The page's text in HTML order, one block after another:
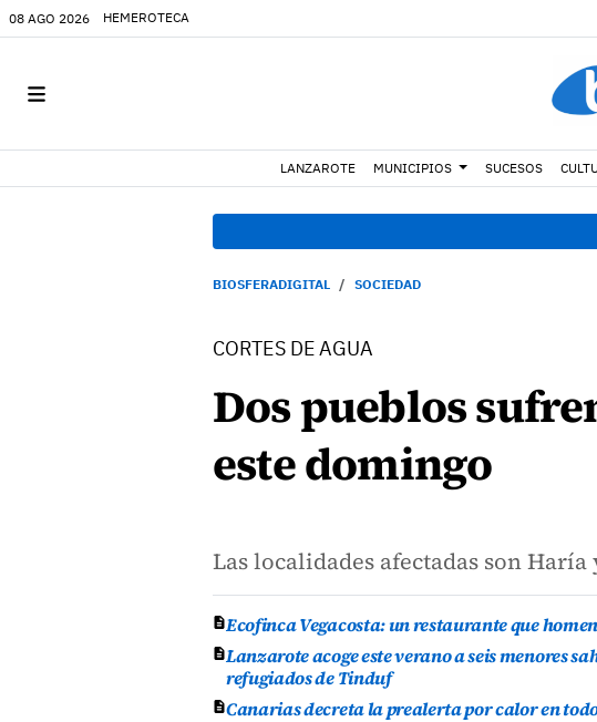
08 AGO 2026 HEMEROTECA
LANZAROTE MUNICIPIOS SUCESOS
BIOSFERADIGITAL SOCIEDAD
CORTES DE AGUA
Dos pueblos
este domingo
Las localidades afectadas son Haría
Ecofinca Vegacosta: un restaurante que
Lanzarote acoge este verano a seis menores
refugiados de Tinduf
Canarias decreta la prealerta por calor en